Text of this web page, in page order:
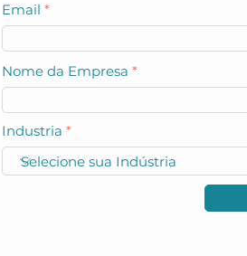
Email
Nome da Empresa
Industria